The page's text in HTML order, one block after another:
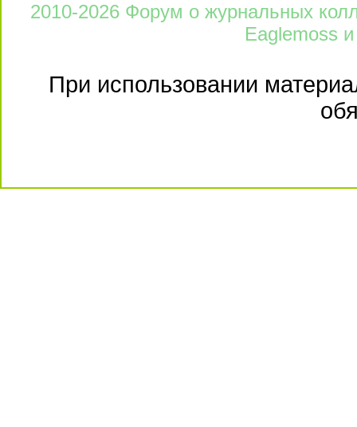
2010-2026 Форум о журнальных
Eaglemoss и
При использовании